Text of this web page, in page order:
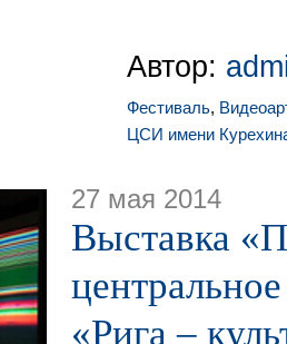
Автор:
Фестиваль,
ЦСИ имени
27 мая 2014
Выставка
«Рига –